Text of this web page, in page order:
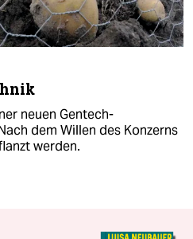
neuen Gentech-
dem Willen des Konzerns
werden.